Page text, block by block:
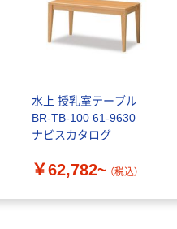
水上 授乳室テーブル
BR-TB-100 61-9630
ナビスカタログ
￥62,782~ （税込）